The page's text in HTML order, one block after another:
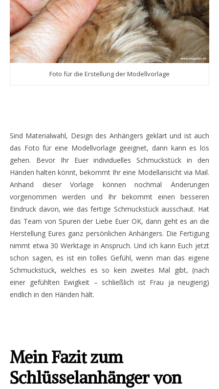
Foto für die Erstellung der Modellvorlage
Sind Materialwahl, Design des Anhängers geklärt und ist auch
das Foto für eine Modellvorlage geeignet, dann kann es los
gehen. Bevor Ihr Euer individuelles Schmuckstück in den
Händen halten könnt, bekommt Ihr eine Modellansicht via Mail.
Anhand dieser Vorlage können nochmal Änderungen
vorgenommen werden und Ihr bekommt einen besseren
Eindruck davon, wie das fertige Schmuckstück ausschaut. Hat
das Team von Spuren der Liebe Euer OK, dann geht es an die
Herstellung Eures ganz persönlichen Anhängers. Die Fertigung
nimmt etwa 30 Werktage in Anspruch. Und ich kann Euch jetzt
schon sagen, es ist ein tolles Gefühl, wenn man das eigene
Schmuckstück, welches es so kein zweites Mal gibt, (nach
einer gefühlten Ewigkeit – schließlich ist Frau ja neugierig)
endlich in den Händen hält.
Mein Fazit zum
Schlüsselanhänger von